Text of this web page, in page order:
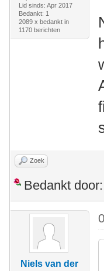
Lid sinds: Apr 2017
Bedankt: 1
2089 x bedankt in
1170 berichten
Zoek
Bedankt door:
Niels van der